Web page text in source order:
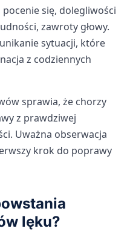
się, dolegliwości
zawroty głowy.
sytuacji, które
z codziennych
sprawia, że chorzy
z prawdziwej
Uważna obserwacja
krok do poprawy
lęku?